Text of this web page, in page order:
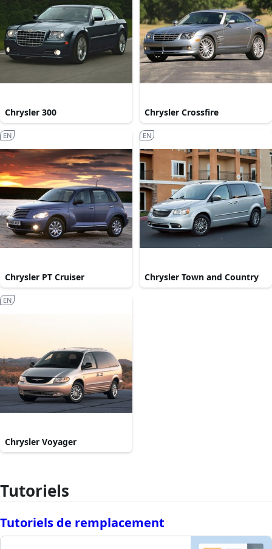
Chrysler 300 Chrysler Crossfire
Chrysler PT Cruiser
EN
Chrysler Town and Country
EN
Chrysler Voyager
EN
Tutoriels
Tutoriels de remplacement